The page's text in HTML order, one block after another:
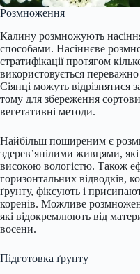
Розмноження
Калину розмножують
способами. Насіннєве
стратифікації протягом
використовується переважно
Сіянці можуть відрізнятися
тому для збереження
вегетативні методи.
Найбільш поширеним є
здерев’янілими живцями,
високою вологістю. Також
горизонтальних відводків,
ґрунту, фіксують і
коренів. Можливе
які відокремлюють від
восени.
Підготовка ґрунту